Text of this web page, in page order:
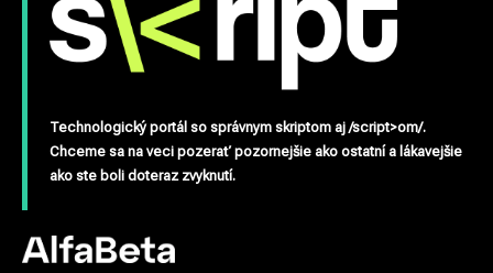
Technologický portál so správnym skriptom aj /script>om/.
Chceme sa na veci pozerať pozornejšie ako ostatní a lákavejšie
ako ste boli doteraz zvyknutí.